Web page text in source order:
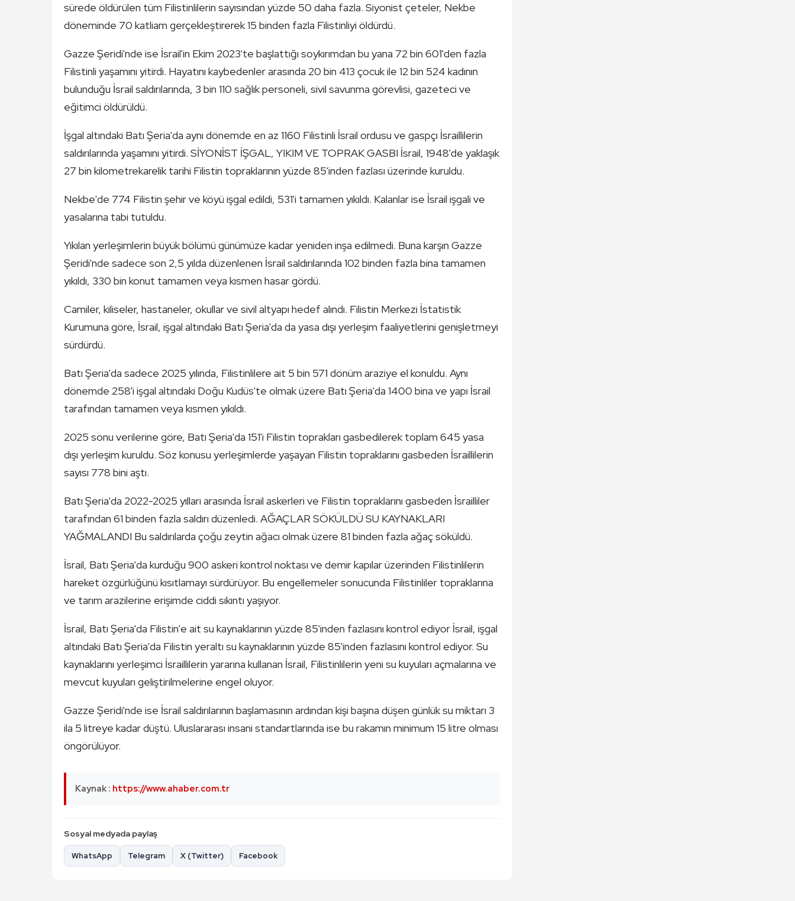
sürede öldürülen tüm Filistinlilerin sayısından yüzde 50 daha fazla. Siyonist çeteler, Nekbe
döneminde 70 katliam gerçekleştirerek 15 binden fazla Filistinliyi öldürdü.
Gazze Şeridi'nde ise İsrail'in Ekim 2023'te başlattığı soykırımdan bu yana 72 bin 601'den fazla
Filistinli yaşamını yitirdi. Hayatını kaybedenler arasında 20 bin 413 çocuk ile 12 bin 524 kadının
bulunduğu İsrail saldırılarında, 3 bin 110 sağlık personeli, sivil savunma görevlisi, gazeteci ve
eğitimci öldürüldü.
İşgal altındaki Batı Şeria'da aynı dönemde en az 1160 Filistinli İsrail ordusu ve gaspçı İsraillilerin
saldırılarında yaşamını yitirdi. SİYONİST İŞGAL, YIKIM VE TOPRAK GASBI İsrail, 1948'de yaklaşık
27 bin kilometrekarelik tarihi Filistin topraklarının yüzde 85'inden fazlası üzerinde kuruldu.
Nekbe'de 774 Filistin şehir ve köyü işgal edildi, 531'i tamamen yıkıldı. Kalanlar ise İsrail işgali ve
yasalarına tabi tutuldu.
Yıkılan yerleşimlerin büyük bölümü günümüze kadar yeniden inşa edilmedi. Buna karşın Gazze
Şeridi'nde sadece son 2,5 yılda düzenlenen İsrail saldırılarında 102 binden fazla bina tamamen
yıkıldı, 330 bin konut tamamen veya kısmen hasar gördü.
Camiler, kiliseler, hastaneler, okullar ve sivil altyapı hedef alındı. Filistin Merkezi İstatistik
Kurumuna göre, İsrail, işgal altındaki Batı Şeria'da da yasa dışı yerleşim faaliyetlerini genişletmeyi
sürdürdü.
Batı Şeria'da sadece 2025 yılında, Filistinlilere ait 5 bin 571 dönüm araziye el konuldu. Aynı
dönemde 258'i işgal altındaki Doğu Kudüs'te olmak üzere Batı Şeria'da 1400 bina ve yapı İsrail
tarafından tamamen veya kısmen yıkıldı.
2025 sonu verilerine göre, Batı Şeria'da 151'i Filistin toprakları gasbedilerek toplam 645 yasa
dışı yerleşim kuruldu. Söz konusu yerleşimlerde yaşayan Filistin topraklarını gasbeden İsraillilerin
sayısı 778 bini aştı.
Batı Şeria'da 2022-2025 yılları arasında İsrail askerleri ve Filistin topraklarını gasbeden İsrailliler
tarafından 61 binden fazla saldırı düzenledi. AĞAÇLAR SÖKÜLDÜ SU KAYNAKLARI
YAĞMALANDI Bu saldırılarda çoğu zeytin ağacı olmak üzere 81 binden fazla ağaç söküldü.
İsrail, Batı Şeria'da kurduğu 900 askeri kontrol noktası ve demir kapılar üzerinden Filistinlilerin
hareket özgürlüğünü kısıtlamayı sürdürüyor. Bu engellemeler sonucunda Filistinliler topraklarına
ve tarım arazilerine erişimde ciddi sıkıntı yaşıyor.
İsrail, Batı Şeria'da Filistin'e ait su kaynaklarının yüzde 85'inden fazlasını kontrol ediyor İsrail, işgal
altındaki Batı Şeria'da Filistin yeraltı su kaynaklarının yüzde 85'inden fazlasını kontrol ediyor. Su
kaynaklarını yerleşimci İsraillilerin yararına kullanan İsrail, Filistinlilerin yeni su kuyuları açmalarına ve
mevcut kuyuları geliştirilmelerine engel oluyor.
Gazze Şeridi'nde ise İsrail saldırılarının başlamasının ardından kişi başına düşen günlük su miktarı 3
ila 5 litreye kadar düştü. Uluslararası insani standartlarında ise bu rakamın minimum 15 litre olması
öngörülüyor.
Kaynak : https://www.ahaber.com.tr
Sosyal medyada paylaş
WhatsApp Telegram X (Twitter) Facebook